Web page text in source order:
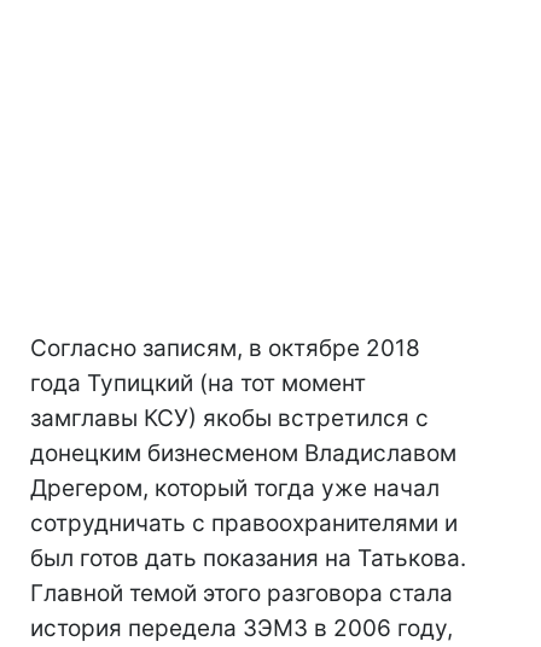
Согласно записям, в октябре 2018
года Тупицкий (на тот момент
замглавы КСУ) якобы встретился с
донецким бизнесменом Владиславом
Дрегером, который тогда уже начал
сотрудничать с правоохранителями и
был готов дать показания на Татькова.
Главной темой этого разговора стала
история передела ЗЭМЗ в 2006 году,